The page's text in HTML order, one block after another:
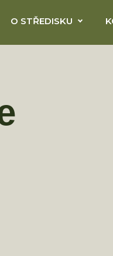
O STŘEDISKU